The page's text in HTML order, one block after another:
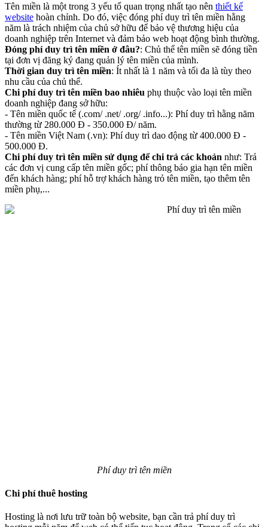
Tên miền là một trong 3 yếu tố quan trọng nhất tạo nên thiết kế
website hoàn chỉnh. Do đó, việc đóng phí duy trì tên miền hằng
năm là trách nhiệm của chủ sở hữu để bảo vệ thương hiệu của
doanh nghiệp trên Internet và đảm bảo web hoạt động bình thường.
Đóng phí duy trì tên miền ở đâu?: Chủ thể tên miền sẽ đóng tiền
tại đơn vị đăng ký đang quản lý tên miền của mình.
Thời gian duy trì tên miền: Ít nhất là 1 năm và tối đa là tùy theo
nhu cầu của chủ thể.
Chi phí duy trì tên miền bao nhiêu phụ thuộc vào loại tên miền
doanh nghiệp đang sở hữu:
- Tên miền quốc tế (.com/ .net/ .org/ .info...): Phí duy trì hằng năm
thường từ 280.000 Đ - 350.000 Đ/ năm.
- Tên miền Việt Nam (.vn): Phí duy trì dao động từ 400.000 Đ -
500.000 Đ.
Chi phí duy trì tên miền sử dụng để chi trả các khoản như: Trả
các đơn vị cung cấp tên miền gốc; phí thông báo gia hạn tên miền
đến khách hàng; phí hỗ trợ khách hàng trỏ tên miền, tạo thêm tên
miền phụ,...
Phí duy trì tên miền
Chi phí thuê hosting
Hosting là nơi lưu trữ toàn bộ website, bạn cần trả phí duy trì